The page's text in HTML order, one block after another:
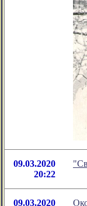
09.03.2020
20:22
09.03.2020